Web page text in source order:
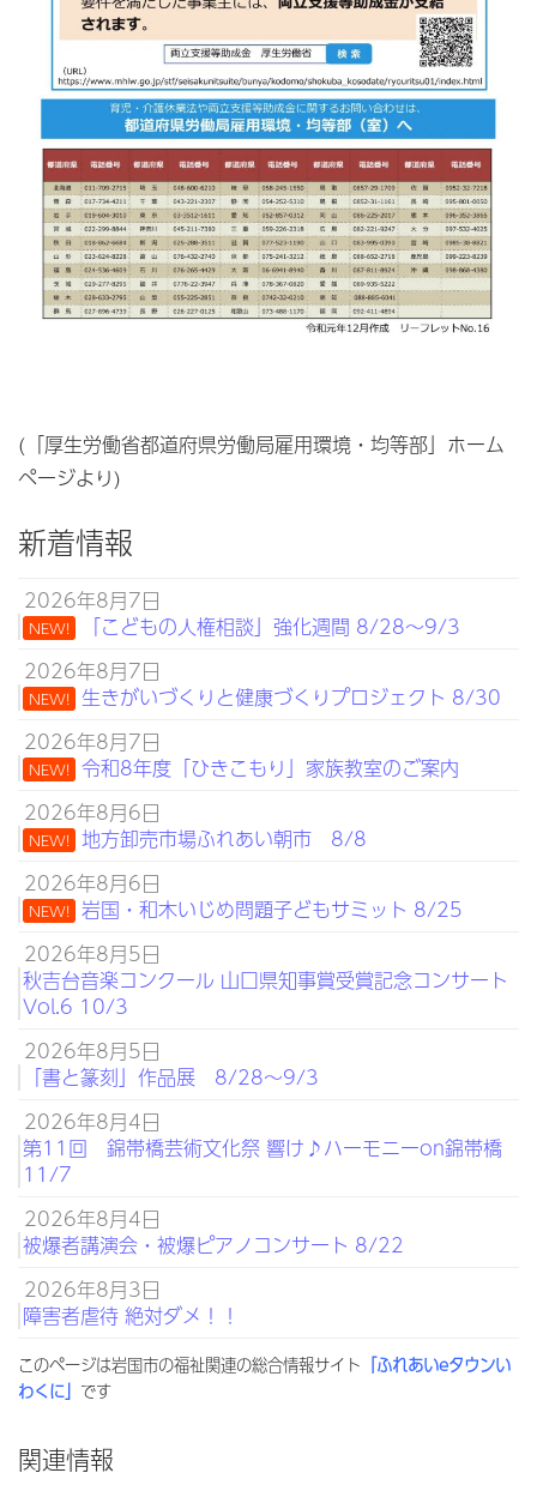
(「厚生労働省都道府県労働局雇用環境・均等部」ホーム
ページより)
新着情報
2026年8月7日
NEW!
「こどもの人権相談」強化週間 8/28～9/3
2026年8月7日
NEW! 生きがいづくりと健康づくりプロジェクト 8/30
2026年8月7日
NEW! 令和8年度「ひきこもり」家族教室のご案内
2026年8月6日
NEW! 地方卸売市場ふれあい朝市 8/8
2026年8月6日
NEW! 岩国・和木いじめ問題子どもサミット 8/25
2026年8月5日
秋吉台音楽コンクール 山口県知事賞受賞記念コンサート
Vol.6 10/3
2026年8月5日
「書と篆刻」作品展 8/28～9/3
2026年8月4日
第11回 錦帯橋芸術文化祭 響け♪ハーモニーon錦帯橋
11/7
2026年8月4日
被爆者講演会・被爆ピアノコンサート 8/22
2026年8月3日
障害者虐待 絶対ダメ！！
このページは岩国市の福祉関連の総合情報サイト 「ふれあいeタウンい
わくに」 です
関連情報